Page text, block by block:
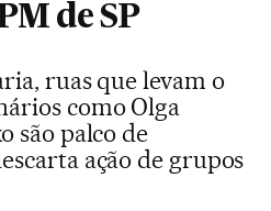
de SP
ruas que levam o
como Olga
são palco de
ação de grupos